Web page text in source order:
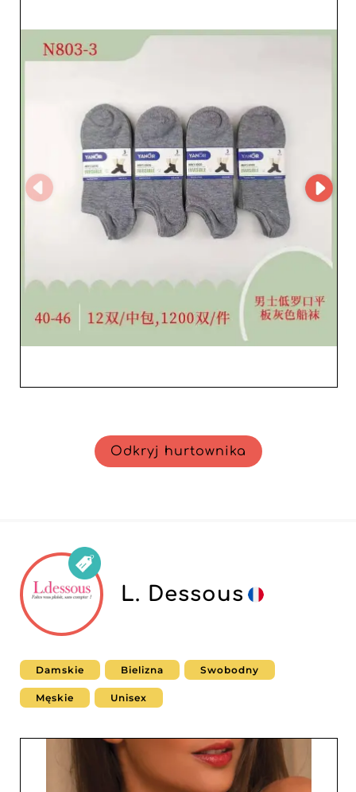
kolekcji, aby sprostać oczekiwaniom
wymagających klientów w zakresie
produktami, które spodobają się Twoim
klientom.
Odkryj hurtownika
L. Dessous
Damskie Bielizna Swobodny
Męskie Unisex